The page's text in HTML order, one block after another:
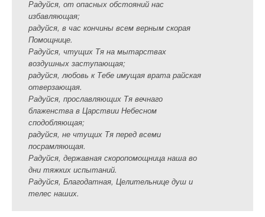
Радуйся, от опасных обстояний нас
избавляющая;
радуйся, в час кончины всем верным скорая
Помощнице.
Радуйся, чтущих Тя на мытарствах
воздушных заступающая;
радуйся, любовь к Тебе имущая врата райская
отверзающая.
Радуйся, прославляющих Тя вечнаго
блаженства в Царствии Небесном
сподобляющая;
радуйся, не чтущих Тя перед всеми
посрамляющая.
Радуйся, державная скоропомощница наша во
дни тяжких испытаний.
Радуйся, Благодатная, Целительнице душ и
телес наших.